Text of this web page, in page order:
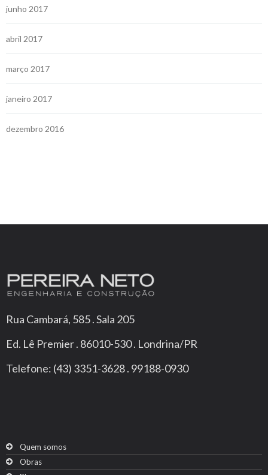
junho 2017
abril 2017
março 2017
janeiro 2017
dezembro 2016
Rua Cambará, 585 . Sala 205
Ed. Lê Premier . 86010-530 . Londrina/PR
Telefone: (43) 3351-3628 . 99188-0930
Quem somos
Obras